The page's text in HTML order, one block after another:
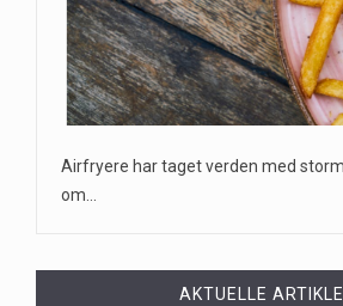
Airfryere har taget verden med
om…
AKTUELLE